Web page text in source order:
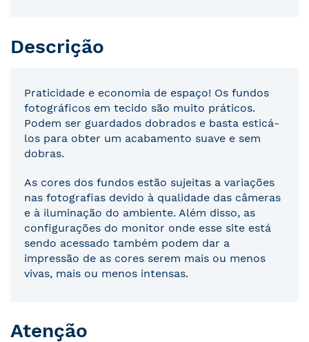
Descrição
Praticidade e economia de espaço! Os fundos
fotográficos em tecido são muito práticos.
Podem ser guardados dobrados e basta esticá-
los para obter um acabamento suave e sem
dobras.
As cores dos fundos estão sujeitas a variações
nas fotografias devido à qualidade das câmeras
e à iluminação do ambiente. Além disso, as
configurações do monitor onde esse site está
sendo acessado também podem dar a
impressão de as cores serem mais ou menos
vivas, mais ou menos intensas.
Atenção